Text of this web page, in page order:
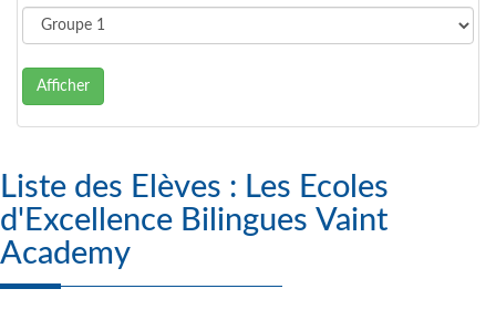
Afficher
Liste des Elèves : Les Ecoles
d'Excellence Bilingues Vaint
Academy